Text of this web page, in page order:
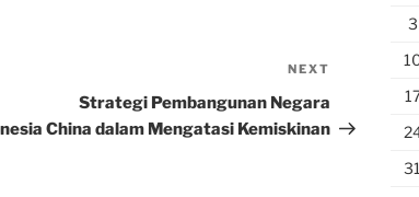
NEXT
Strategi Pembangunan Negara
China dalam Mengatasi Kemiskinan
3
31